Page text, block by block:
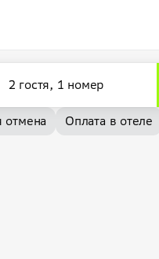
2 гостя, 1 номер
отмена
Оплата в отеле